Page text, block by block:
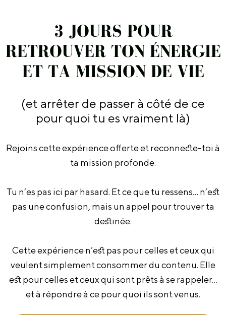
3 JOURS POUR
RETROUVER TON ÉNERGIE
ET TA MISSION DE VIE
(et arrêter de passer à côté de ce
pour quoi tu es vraiment là)
Rejoins cette expérience offerte et reconnecte-toi à
ta mission profonde.
Tu n’es pas ici par hasard. Et ce que tu ressens… n’est
pas une confusion, mais un appel pour trouver ta
destinée.
Cette expérience n’est pas pour celles et ceux qui
veulent simplement consommer du contenu. Elle
est pour celles et ceux qui sont prêts à se rappeler…
et à répondre à ce pour quoi ils sont venus.